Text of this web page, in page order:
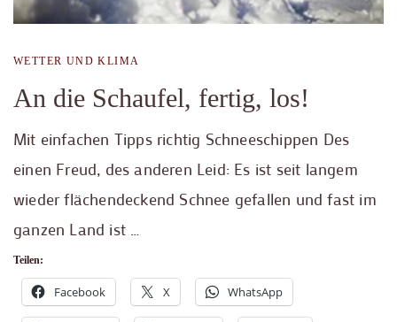
WETTER UND KLIMA
An die Schaufel, fertig, los!
Mit einfachen Tipps richtig Schneeschippen Des
einen Freud, des anderen Leid: Es ist seit langem
wieder flächendeckend Schnee gefallen und fast im
ganzen Land ist …
Teilen:
Facebook X WhatsApp